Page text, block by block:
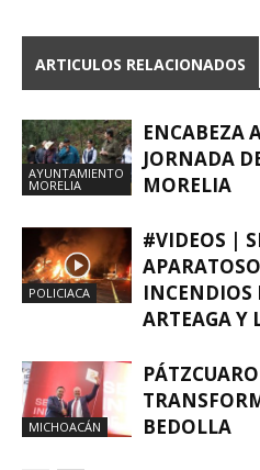
ARTICULOS RELACIONADOS
AYUNTAMIENTO
MORELIA
ENCABEZA
JORNADA
MORELIA
POLICIACA
#VIDEOS |
INCENDIOS
ARTEAGA Y
MICHOACÁN
BEDOLLA